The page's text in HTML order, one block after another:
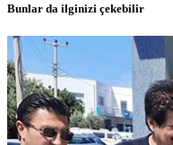
Bunlar da ilginizi çekebilir